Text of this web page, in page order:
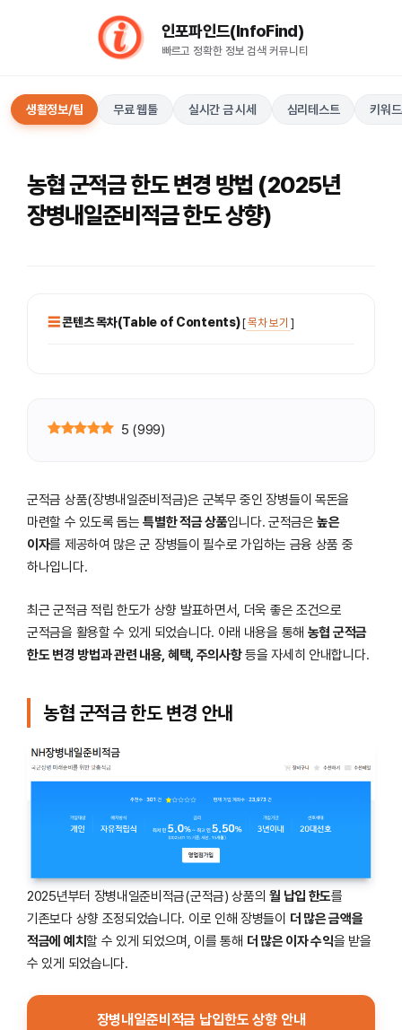
인포파인드(InfoFind)​​​​
빠르고 정확한 정보 검색 커뮤니티
생활정보/팁 무료 웹툴 실시간 금 시세 심리테스트 키워
농협 군적금 한도 변경 방법 (2025년
장병내일준비적금 한도 상향)
콘텐츠 목차(Table of Contents)[목차 보기 ]
5 (999)
군적금 상품(장병내일준비적금)은 군복무 중인 장병들이 목돈을
마련할 수 있도록 돕는특별한 적금 상품입니다. 군적금은높은
이자를 제공하여 많은 군 장병들이 필수로 가입하는 금융 상품 중
하나입니다.
최근 군적금 적립 한도가 상향 발표하면서, 더욱 좋은 조건으로
군적금을 활용할 수 있게 되었습니다. 아래 내용을 통해 농협 군적금
한도 변경 방법과 관련 내용, 혜택, 주의사항등을 자세히 안내합니다.
농협 군적금 한도 변경 안내
2025년부터 장병내일준비적금(군적금) 상품의월 납입 한도를
기존보다 상향 조정되었습니다. 이로 인해 장병들이 더 많은 금액을
적금에 예치할 수 있게 되었으며, 이를 통해 더 많은 이자 수익을 받을
수 있게 되었습니다.
장병내일준비적금 납입한도 상향 안내